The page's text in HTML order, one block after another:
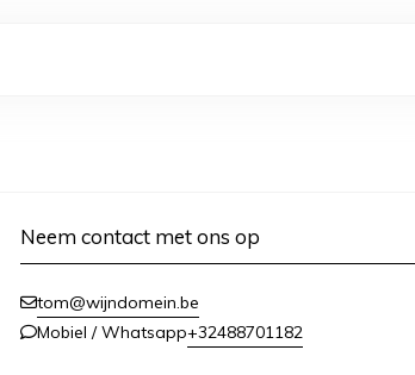
Neem contact met ons op
tom@wijndomein.be
Mobiel / Whatsapp+32488701182